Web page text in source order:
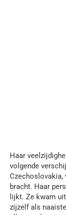
Haar
volgende
Czechoslovakia,
bracht. Haar
lijkt. Ze kwam
zijzelf als